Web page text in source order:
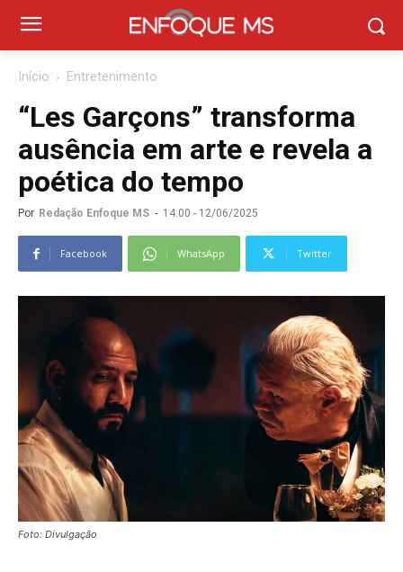
Início Entretenimento
“Les Garçons” transforma
ausência em arte e revela a
poética do tempo
Por Redação Enfoque MS - 14:00 - 12/06/2025
Facebook WhatsApp Twitter
Foto: Divulgação